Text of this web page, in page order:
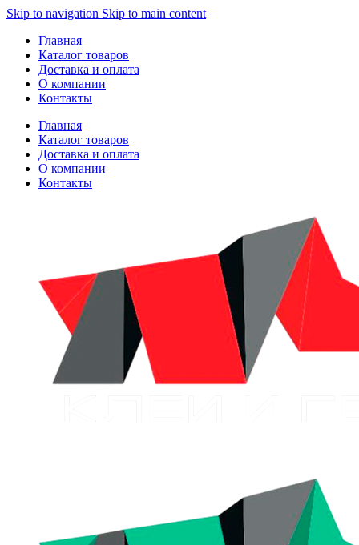
Skip to navigation Skip to main content
Главная
Каталог товаров
Доставка и оплата
О компании
Контакты
Главная
Каталог товаров
Доставка и оплата
О компании
Контакты